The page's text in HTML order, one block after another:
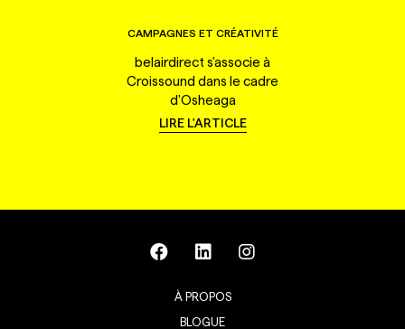
CAMPAGNES ET CRÉATIVITÉ
belairdirect s'associe à
Croissound dans le cadre
d'Osheaga
LIRE L'ARTICLE
À PROPOS
BLOGUE